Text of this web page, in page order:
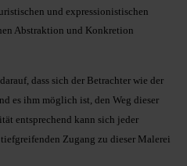
und expressionistischen
Abstraktion und Konkretion
dass sich der Betrachter wie der
es ihm möglich ist, den Weg dieser
entsprechend kann sich jeder
Zugang zu dieser Malerei